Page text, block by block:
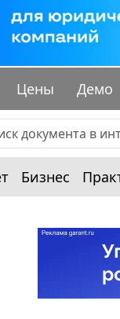
Цены Демо
Бизнес